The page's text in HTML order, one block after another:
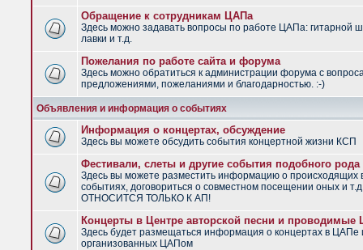
Обращение к сотрудникам ЦАПа
Здесь можно задавать вопросы по работе ЦАПа: гитарной
лавки и т.д.
Пожелания по работе сайта и форума
Здесь можно обратиться к администрации форума с
предложениями, пожеланиями и благодарностью. :-)
Объявления и информация о событиях
Информация о концертах, обсуждение
Здесь вы можете обсудить события концертной жизни КСП
Фестивали, слеты и другие события подобного рода
Здесь вы можете разместить информацию о
событиях, договориться о совместном посещении оных и
ОТНОСИТСЯ ТОЛЬКО К АП!
Концерты в Центре авторской песни и
Здесь будет размещаться информация о концертах в ЦАПе
организованных ЦАПом